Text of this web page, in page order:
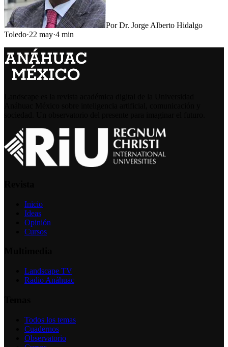
PorDr. Jorge Alberto Hidalgo
Toledo·22 may·4 min
Inicio
Ideas
Opinión
Cursos
Landscape TV
Radio Anáhuac
Todos los temas
Cuadernos
Observatorio